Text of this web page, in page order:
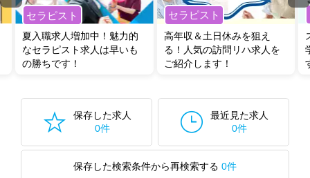
セラピスト
夏入職求人増加中！魅力的
なセラピスト求人は早いも
の勝ちです！
セラピスト
高年収＆土日休みを狙え
る！人気の訪問リハ求人を
ご紹介します！
保存した求人
0件
最近見た求人
0件
保存した検索条件から再検索する 0件